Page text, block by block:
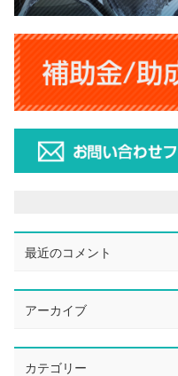
最近のコメント
アーカイブ
カテゴリー